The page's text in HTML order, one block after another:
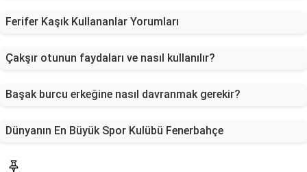
Ferifer Kaşık Kullananlar Yorumları
Çakşır otunun faydaları ve nasıl kullanılır?
Başak burcu erkeğine nasıl davranmak gerekir?
Dünyanın En Büyük Spor Kulübü Fenerbahçe